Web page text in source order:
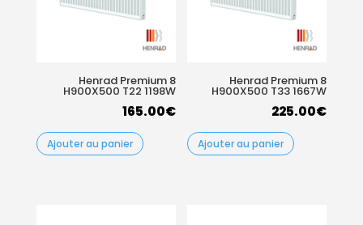
Henrad Premium 8
H900X500 T22 1198W
165.00€
Ajouter au panier
Henrad Premium 8
H900X500 T33 1667W
225.00€
Ajouter au panier